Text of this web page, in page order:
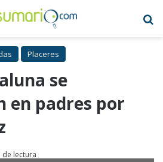
Placeres
se
en padres por
de lectura